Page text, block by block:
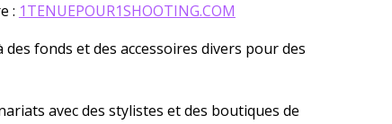
: 1TENUEPOUR1SHOOTING.COM
des fonds et des accessoires divers pour des
avec des stylistes et des boutiques de